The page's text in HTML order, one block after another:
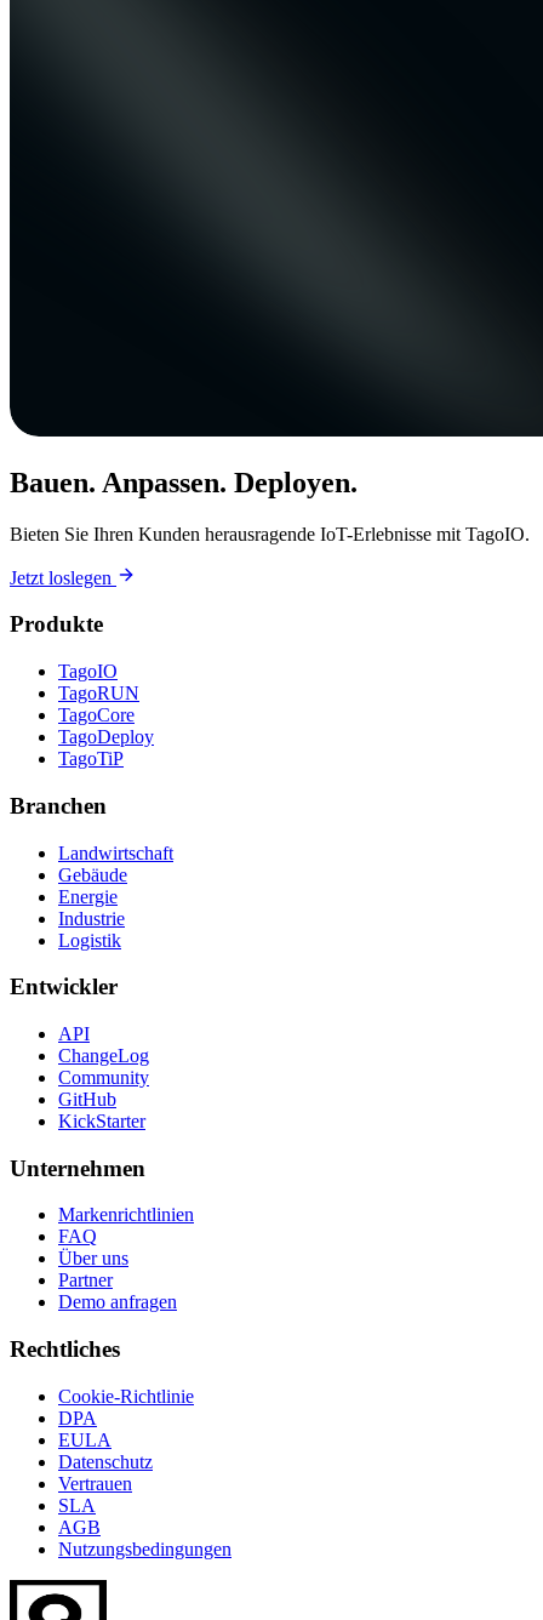
Bauen. Anpassen. Deployen.
Bieten Sie Ihren Kunden herausragende IoT-Erlebnisse mit TagoIO.
Jetzt loslegen
Produkte
TagoIO
TagoRUN
TagoCore
TagoDeploy
TagoTiP
Branchen
Landwirtschaft
Gebäude
Energie
Industrie
Logistik
Entwickler
API
ChangeLog
Community
GitHub
KickStarter
Unternehmen
Markenrichtlinien
FAQ
Über uns
Partner
Demo anfragen
Rechtliches
Cookie-Richtlinie
DPA
EULA
Datenschutz
Vertrauen
SLA
AGB
Nutzungsbedingungen